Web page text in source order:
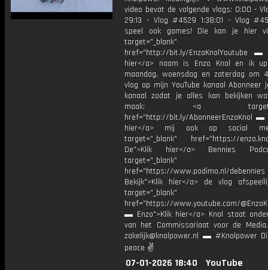
video bevat de volgende vlogs: 0:00 -
29:13 - Vlog #4529 1:38:01 - Vlog
speel ook games! Die kan je hier
target="_blank"
href="http://bit.ly/EnzoKnolYoutube ▬
hier</a> naam is Enzo Knol en ik
maandag, woensdag en zaterdag om
vlog op mijn YouTube kanaal Abonneer
kanaal zodat je alles kan bekijken
maak: <a
href="http://bit.ly/AbonneerEnzoKnol ▬
hier</a> mij ook op social
target="_blank" href="https://
De">Klik hier</a> Bennies
target="_blank"
href="https://www.podimo.nl/debennies
Bekijk">Klik hier</a> de vlog
target="_blank"
href="https://www.youtube.com/
▬ Enzo">Klik hier</a> Knol staat
van het Commissariaat voor de
zakelijk@knolpower.nl ▬ #Knolpower
peace ✌
07-01-2026 18:40
YouTube